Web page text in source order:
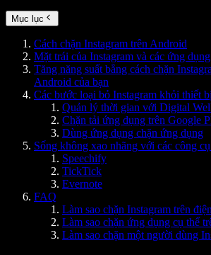
Mục lục
Cách chặn Instagram trên Android
Mặt trái của Instagram và các ứng
Tăng năng suất bằng cách chặn
Android của bạn
Các bước loại bỏ Instagram khỏi thiết
Quản lý thời gian với Digital
Chặn tải ứng dụng trên Google
Dùng ứng dụng chặn ứng dụng
Sống không xao nhãng với các công
Speechify
TickTick
Evernote
FAQ
Làm sao chặn Instagram trên
Làm sao chặn ứng dụng cụ thể
Làm sao chặn một người dùng